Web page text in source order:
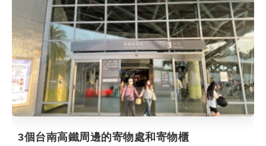
3個台南高鐵周邊的寄物處和寄物櫃